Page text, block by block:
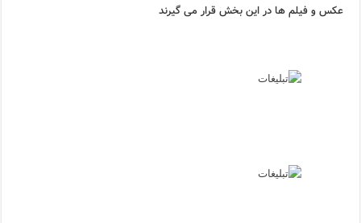
عکس و فیلم ها در این بخش قرار می گیرند